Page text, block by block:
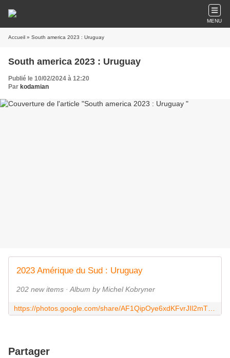
MENU
Accueil » South america 2023 : Uruguay
South america 2023 : Uruguay
Publié le 10/02/2024 à 12:20
Par kodamian
2023 Amérique du Sud : Uruguay
202 new items · Album by Michel Kobryner
Partager